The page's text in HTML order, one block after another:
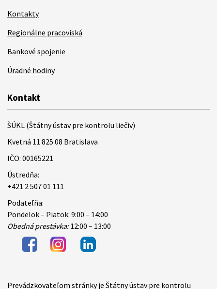
Kontakty
Regionálne pracoviská
Bankové spojenie
Úradné hodiny
Kontakt
ŠÚKL (Štátny ústav pre kontrolu liečiv)
Kvetná 11 825 08 Bratislava
IČO: 00165221
Ústredňa:
+421 2 507 01 111
Podateľňa:
Pondelok – Piatok: 9:00 – 14:00
Obedná prestávka:12:00 – 13:00
Prevádzkovateľom stránky je Štátny ústav pre kontrolu